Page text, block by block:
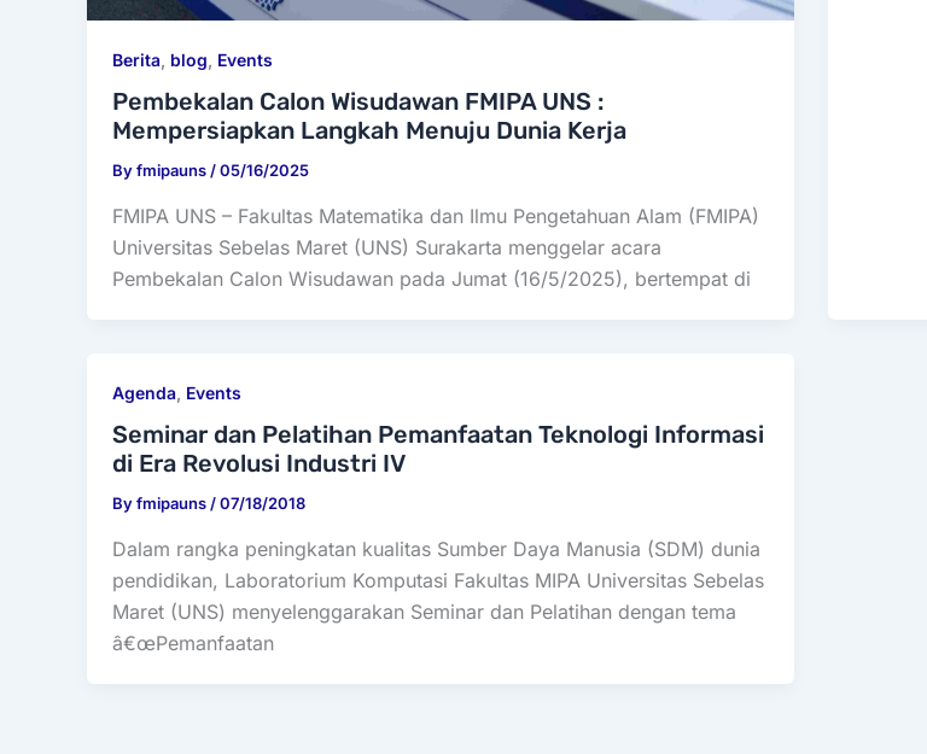
Berita, blog, Events
Pembekalan Calon Wisudawan FMIPA UNS :
Mempersiapkan Langkah Menuju Dunia Kerja
Byfmipauns /05/16/2025
FMIPA UNS – Fakultas Matematika dan Ilmu Pengetahuan Alam (FMIPA)
Universitas Sebelas Maret (UNS) Surakarta menggelar acara
Pembekalan Calon Wisudawan pada Jumat (16/5/2025), bertempat di
Agenda, Events
Seminar dan Pelatihan Pemanfaatan Teknologi Informasi
di Era Revolusi Industri IV
Byfmipauns /07/18/2018
Dalam rangka peningkatan kualitas Sumber Daya Manusia (SDM) dunia
pendidikan, Laboratorium Komputasi Fakultas MIPA Universitas Sebelas
Maret (UNS) menyelenggarakan Seminar dan Pelatihan dengan tema
â€œPemanfaatan